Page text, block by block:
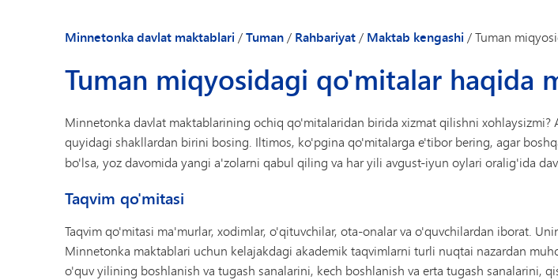
Minnetonka davlat maktablari /Tuman/ Rahbariyat/ Maktab kengashi /Tuman
Tuman miqyosidagi qo'mitalar haqida
Minnetonka davlat maktablarining ochiq qo'mitalaridan birida xizmat qilishni xohlaysizmi?
quyidagi shakllardan birini bosing. Iltimos, ko'pgina qo'mitalarga e'tibor bering, agar
bo'lsa, yoz davomida yangi a'zolarni qabul qiling va har yili avgust-iyun oylari oralig'ida
Taqvim qo'mitasi
Taqvim qo'mitasi ma'murlar, xodimlar, o'qituvchilar, ota-onalar va o'quvchilardan iborat.
Minnetonka maktablari uchun kelajakdagi akademik taqvimlarni turli nuqtai nazardan
o'quv yilining boshlanish va tugash sanalarini, kech boshlanish va erta tugash sanalarini,